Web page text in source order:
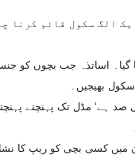
الگ سکول قائم کرنا
گیا۔ اساتذہ جب بچوں کو
بھیجیں۔
کسی بچی کو ریپ کا